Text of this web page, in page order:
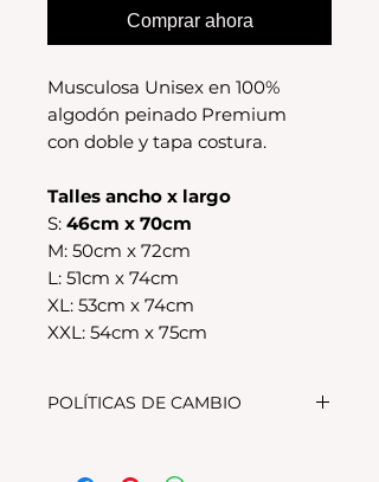
Comprar ahora
Musculosa Unisex en 100%
algodón peinado Premium
con doble y tapa costura.
Talles ancho x largo
S: 46cm x 70cm
M: 50cm x 72cm
L: 51cm x 74cm
XL: 53cm x 74cm
XXL: 54cm x 75cm
POLÍTICAS DE CAMBIO
cambio, el producto debe